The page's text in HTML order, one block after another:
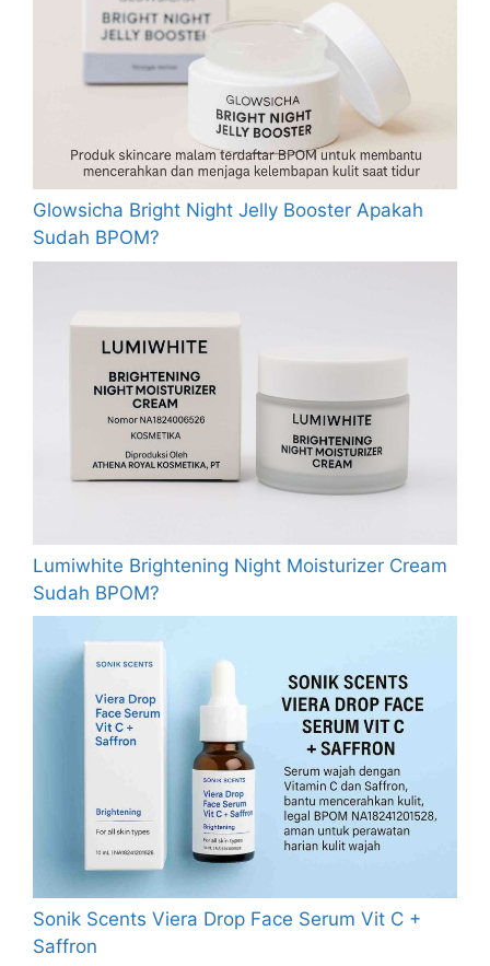
Glowsicha Bright Night Jelly Booster Apakah
Sudah BPOM?
Lumiwhite Brightening Night Moisturizer Cream
Sudah BPOM?
Sonik Scents Viera Drop Face Serum Vit C +
Saffron